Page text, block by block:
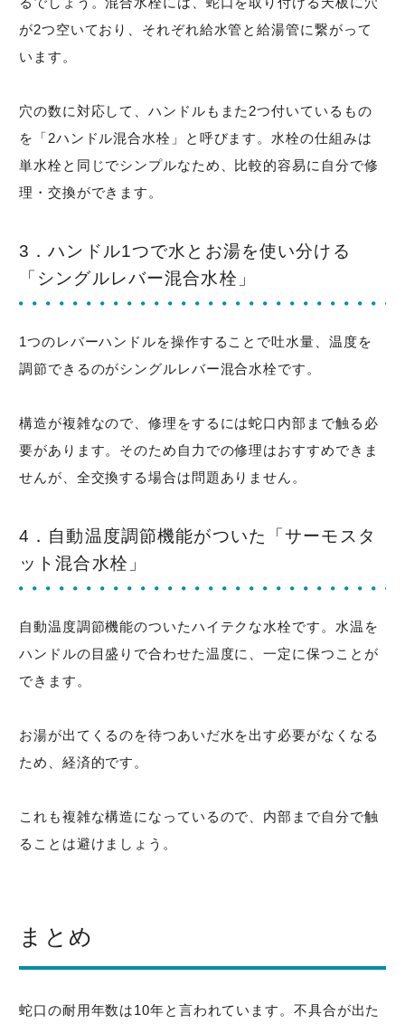
が2つ空いており、それぞれ給水管と給湯管に繋がって
います。
穴の数に対応して、ハンドルもまた2つ付いているもの
を「2ハンドル混合水栓」と呼びます。水栓の仕組みは
単水栓と同じでシンプルなため、比較的容易に自分で修
理・交換ができます。
3．ハンドル1つで水とお湯を使い分ける
「シングルレバー混合水栓」
1つのレバーハンドルを操作することで吐水量、温度を
調節できるのがシングルレバー混合水栓です。
構造が複雑なので、修理をするには蛇口内部まで触る必
要があります。そのため自力での修理はおすすめできま
せんが、全交換する場合は問題ありません。
4．自動温度調節機能がついた「サーモスタ
ット混合水栓」
自動温度調節機能のついたハイテクな水栓です。水温を
ハンドルの目盛りで合わせた温度に、一定に保つことが
できます。
お湯が出てくるのを待つあいだ水を出す必要がなくなる
ため、経済的です。
これも複雑な構造になっているので、内部まで自分で触
ることは避けましょう。
まとめ
蛇口の耐用年数は10年と言われています。不具合が出た